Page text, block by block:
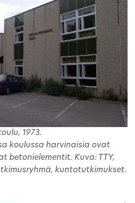
1973.
koulussa harvinaisia ovat
betonielementit. Kuva: TTY,
kuntotutkimukset.